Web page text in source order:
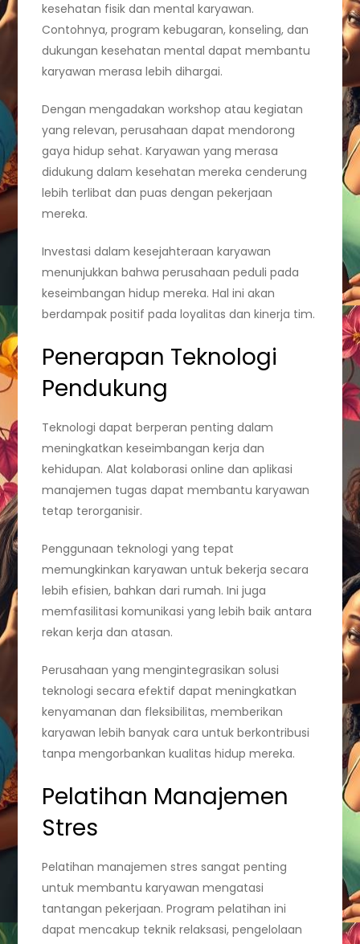
kesehatan fisik dan mental karyawan.
Contohnya, program kebugaran, konseling, dan
dukungan kesehatan mental dapat membantu
karyawan merasa lebih dihargai.
Dengan mengadakan workshop atau kegiatan
yang relevan, perusahaan dapat mendorong
gaya hidup sehat. Karyawan yang merasa
didukung dalam kesehatan mereka cenderung
lebih terlibat dan puas dengan pekerjaan
mereka.
Investasi dalam kesejahteraan karyawan
menunjukkan bahwa perusahaan peduli pada
keseimbangan hidup mereka. Hal ini akan
berdampak positif pada loyalitas dan kinerja tim.
Penerapan Teknologi
Pendukung
Teknologi dapat berperan penting dalam
meningkatkan keseimbangan kerja dan
kehidupan. Alat kolaborasi online dan aplikasi
manajemen tugas dapat membantu karyawan
tetap terorganisir.
Penggunaan teknologi yang tepat
memungkinkan karyawan untuk bekerja secara
lebih efisien, bahkan dari rumah. Ini juga
memfasilitasi komunikasi yang lebih baik antara
rekan kerja dan atasan.
Perusahaan yang mengintegrasikan solusi
teknologi secara efektif dapat meningkatkan
kenyamanan dan fleksibilitas, memberikan
karyawan lebih banyak cara untuk berkontribusi
tanpa mengorbankan kualitas hidup mereka.
Pelatihan Manajemen
Stres
Pelatihan manajemen stres sangat penting
untuk membantu karyawan mengatasi
tantangan pekerjaan. Program pelatihan ini
dapat mencakup teknik relaksasi, pengelolaan